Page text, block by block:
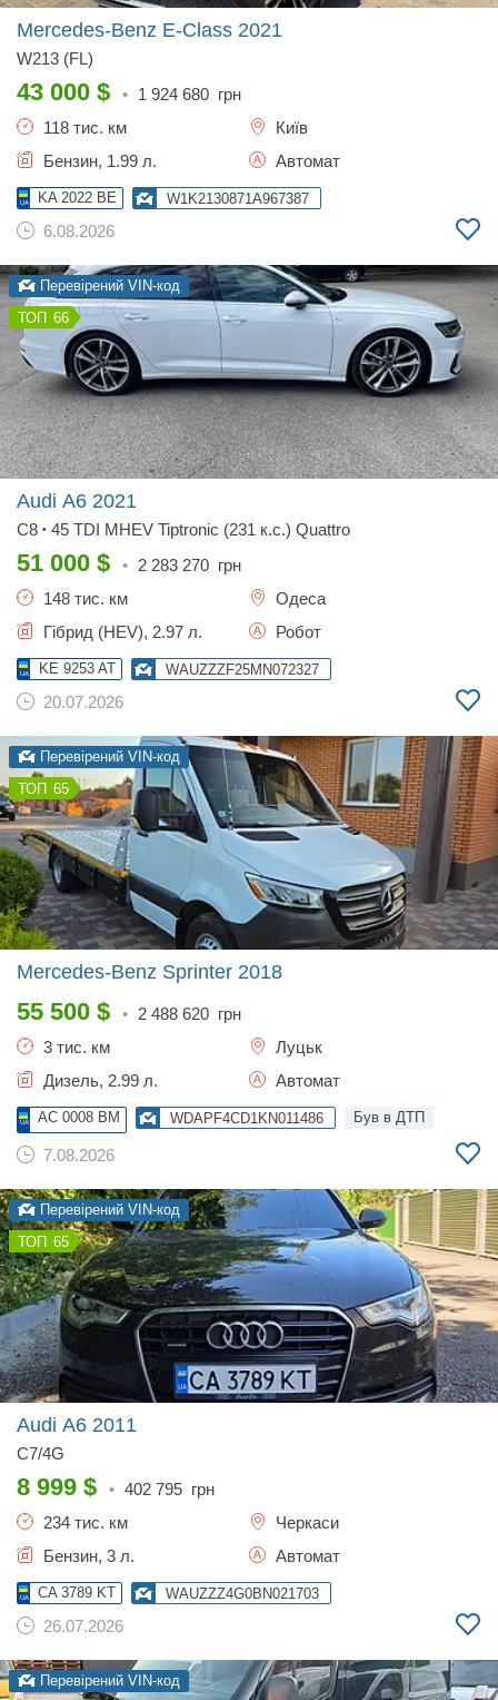
Mercedes-Benz E-Class 2021
W213 (FL)
43 000 $ • 1 924 680 грн
118 тис. км
Київ
Бензин, 1.99 л.
Автомат
KA 2022 BE W1K2130871A967387
6.08.2026
Перевірений VIN-код
66
Audi A6 2021
C8 • 45 TDI MHEV Tiptronic (231 к.с.) Quattro
51 000 $ • 2 283 270 грн
148 тис. км
Одеса
Гібрид (HEV), 2.97 л.
Робот
KE 9253 AT WAUZZZF25MN072327
20.07.2026
Перевірений VIN-код
65
Mercedes-Benz Sprinter 2018
55 500 $ • 2 488 620 грн
3 тис. км
Луцьк
Дизель, 2.99 л.
Автомат
AC 0008 BM WDAPF4CD1KN011486 Був в ДТП
7.08.2026
Перевірений VIN-код
65
Audi A6 2011
C7/4G
8 999 $ • 402 795 грн
234 тис. км
Черкаси
Бензин, 3 л.
Автомат
CA 3789 KT WAUZZZ4G0BN021703
26.07.2026
Перевірений VIN-код